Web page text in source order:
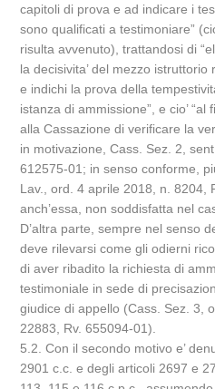
capitoli di prova e ad indicare i
sono qualificati a testimoniare”
risulta avvenuto), trattandosi di
la decisivita’ del mezzo istruttorio
e indichi la prova della
istanza di ammissione”, e cio’ “al
alla Cassazione di verificare la
in motivazione, Cass. Sez. 2,
612575-01; in senso conforme,
Lav., ord. 4 aprile 2018, n. 8204,
anch’essa, non soddisfatta nel
D’altra parte, sempre nel senso
deve rilevarsi come gli odierni
di aver ribadito la richiesta di
testimoniale in sede di
giudice di appello (Cass. Sez. 3,
22883, Rv. 655094-01).
5.2. Con il secondo motivo e’
2901 c.c. e degli articoli 2697 e